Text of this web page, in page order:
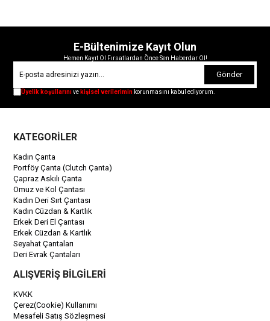
E-Bültenimize Kayıt Olun
Hemen Kayıt Ol Fırsatlardan Önce Sen Haberdar Ol!
Gönder
Üyelik koşullarınıve kişisel verilerimin korunmasını kabul ediyorum.
KATEGORİLER
Kadın Çanta
Portföy Çanta (Clutch Çanta)
Çapraz Askılı Çanta
Omuz ve Kol Çantası
Kadın Deri Sırt Çantası
Kadın Cüzdan & Kartlık
Erkek Deri El Çantası
Erkek Cüzdan & Kartlık
Seyahat Çantaları
Deri Evrak Çantaları
ALIŞVERİŞ BİLGİLERİ
KVKK
Çerez(Cookie) Kullanımı
Mesafeli Satış Sözleşmesi